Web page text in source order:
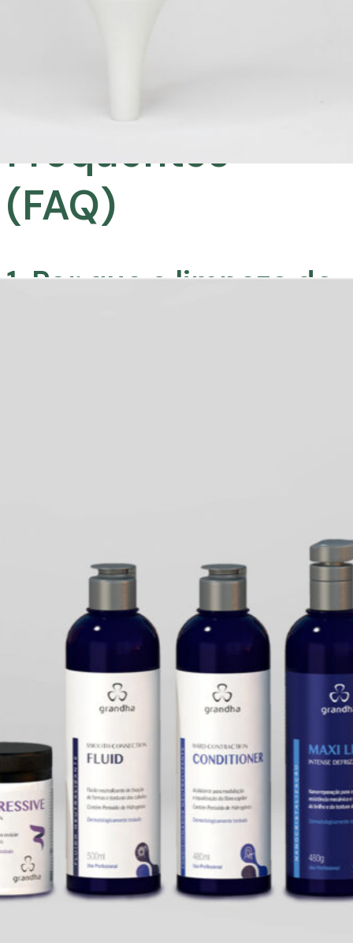
Perguntas
Frequentes
(FAQ)
1. Por que a limpeza do
2. Couro cabeludo sujo
pode causar queda de
cabelo?
Sim. O acúmulo de resíduos
pode “enfraquecer” os fios,
favorecer inflamações e
contribuir para queda e
afinamento capilar.
3. Como saber se meu